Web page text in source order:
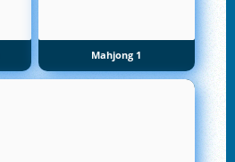
Mahjong 1